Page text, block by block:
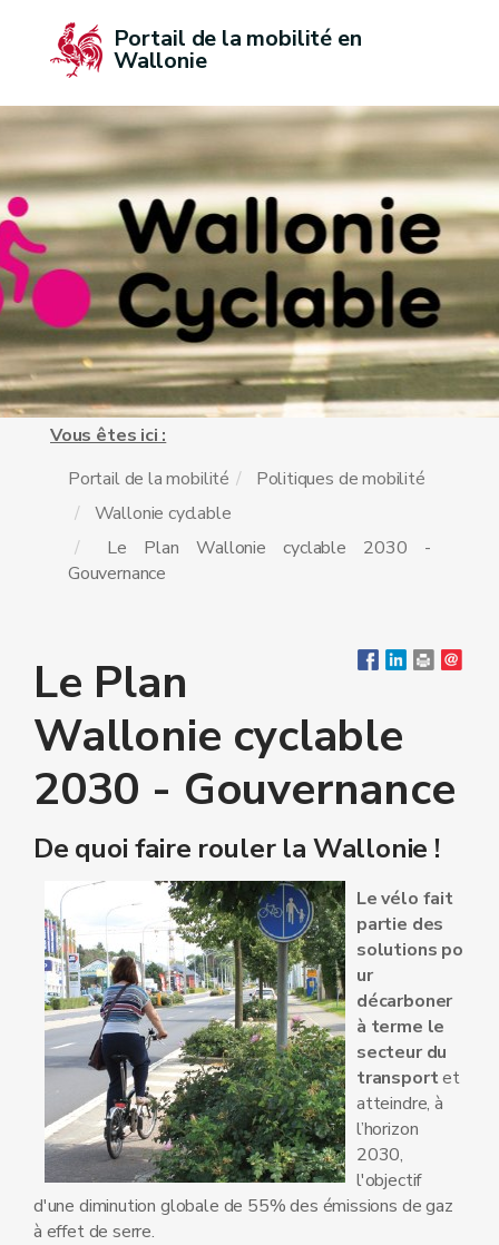
Portail de la mobilité en
Wallonie
Vous êtes ici :
Portail de la mobilité
Politiques de mobilité
Wallonie cyclable
Le Plan Wallonie cyclable 2030 -
Gouvernance
Le Plan
Wallonie cyclable
2030 - Gouvernance
De quoi faire rouler la Wallonie !
Le vélo fait
partie des
solutions po
ur
décarboner
à terme le
secteur du
transportet
atteindre, à
l’horizon
2030,
l'objectif
d'une diminution globale de 55% des émissions de gaz
à effet de serre.